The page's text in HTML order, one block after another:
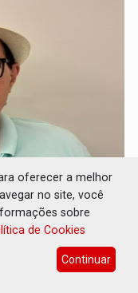
Impressiona o
as pelejas
Legislativa e na
oferecer a melhor
no site, você
sobre
de Cookies
Continuar